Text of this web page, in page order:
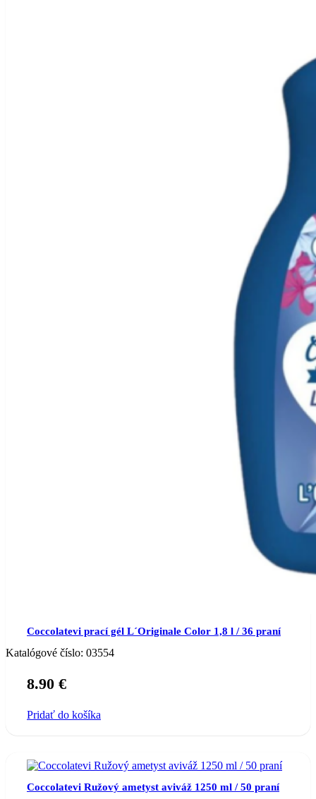
Coccolatevi prací gél L´Originale Color 1,8 l / 36 praní
Katalógové číslo: 03554
8.90 €
Pridať do košíka
Coccolatevi Ružový ametyst aviváž 1250 ml / 50 praní